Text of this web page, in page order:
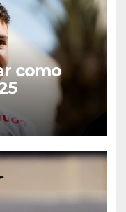
como